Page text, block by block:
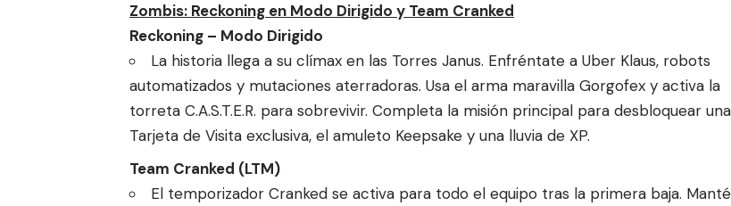
Zombis: Reckoning en Modo Dirigido y Team Cranked
Reckoning – Modo Dirigido
La historia llega a su clímax en las Torres Janus. Enfréntate a Uber Klaus, robots
automatizados y mutaciones aterradoras. Usa el arma maravilla Gorgofex y activa la
torreta C.A.S.T.E.R. para sobrevivir. Completa la misión principal para desbloquear una
Tarjeta de Visita exclusiva, el amuleto Keepsake y una lluvia de XP.
Team Cranked (LTM)
El temporizador Cranked se activa para todo el equipo tras la primera baja.